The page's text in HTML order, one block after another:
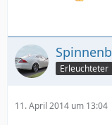
Erleuchteter
11. April 2014 um 13:04